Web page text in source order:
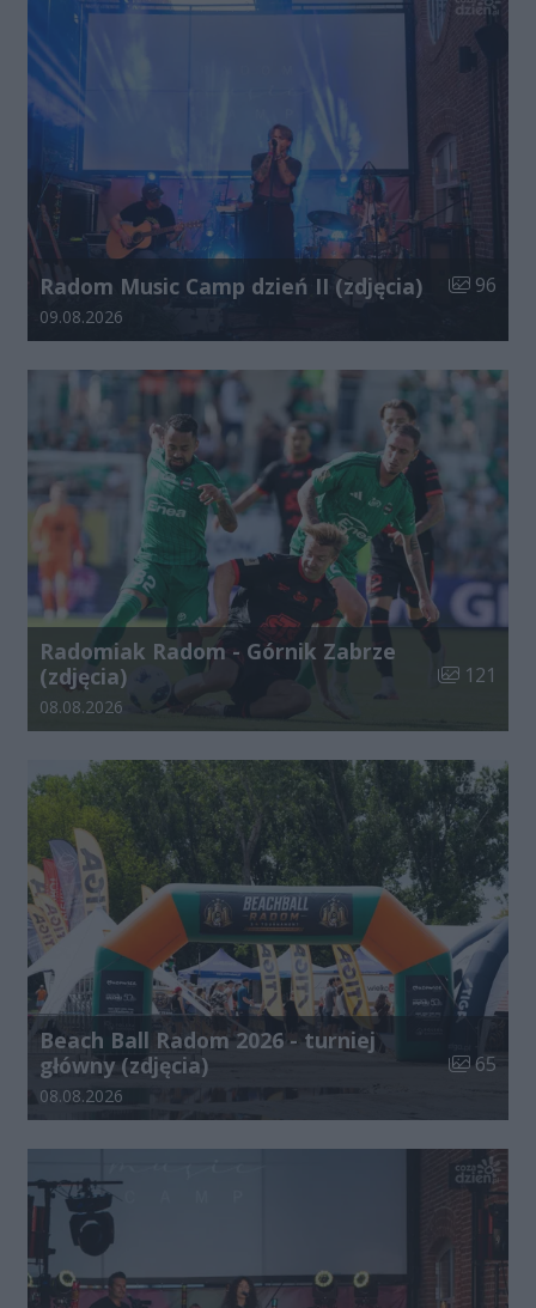
Radom Music Camp dzień II (zdjęcia) Liczba
96
Data dodania galerii:
09.08.2026
Radomiak Radom - Górnik Zabrze
(zdjęcia)
Liczba
121
Data dodania galerii:
08.08.2026
Beach Ball Radom 2026 - turniej
główny (zdjęcia)
Liczba
65
Data dodania galerii:
08.08.2026